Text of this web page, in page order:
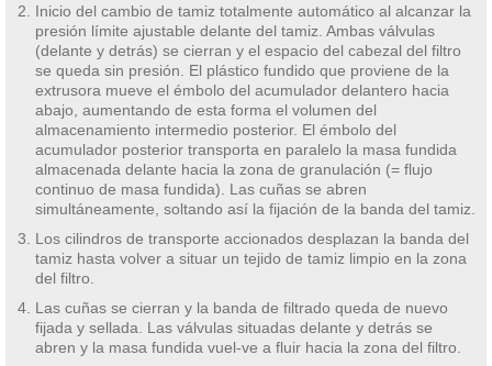
Inicio del cambio de tamiz totalmente automático al alcanzar la
presión límite ajustable delante del tamiz. Ambas válvulas
(delante y detrás) se cierran y el espacio del cabezal del filtro
se queda sin presión. El plástico fundido que proviene de la
extrusora mueve el émbolo del acumulador delantero hacia
abajo, aumentando de esta forma el volumen del
almacenamiento intermedio posterior. El émbolo del
acumulador posterior transporta en paralelo la masa fundida
almacenada delante hacia la zona de granulación (= flujo
continuo de masa fundida). Las cuñas se abren
simultáneamente, soltando así la fijación de la banda del tamiz.
Los cilindros de transporte accionados desplazan la banda del
tamiz hasta volver a situar un tejido de tamiz limpio en la zona
del filtro.
Las cuñas se cierran y la banda de filtrado queda de nuevo
fijada y sellada. Las válvulas situadas delante y detrás se
abren y la masa fundida vuel-ve a fluir hacia la zona del filtro.